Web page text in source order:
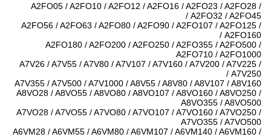
A2FO05 / A2FO10 / A2FO12 / A2FO16 / A2FO23 / A2FO28 /
A2FO32 / A2FO45 /
A2FO56 / A2FO63 / A2FO80 / A2FO90 / A2FO107 / A2FO125 /
A2FO160 /
A2FO180 / A2FO200 / A2FO250 / A2FO355 / A2FO500 /
A2FO710 / A2FO1000
A7V26 / A7V55 / A7V80 / A7V107 / A7V160 / A7V200 / A7V225 /
A7V250 /
A7V355 / A7V500 / A7V1000 / A8V55 / A8V80 / A8V107 / A8V160
A8VO28 / A8VO55 / A8VO80 / A8VO107 / A8VO160 / A8VO250 /
A8VO355 / A8VO500
A7VO28 / A7VO55 / A7VO80 / A7VO107 / A7VO160 / A7VO250 /
A7VO355 / A7VO500
A6VM28 / A6VM55 / A6VM80 / A6VM107 / A6VM140 / A6VM160 /